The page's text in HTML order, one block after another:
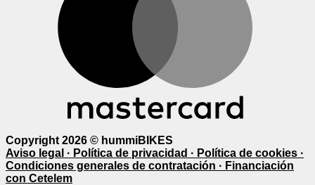
Copyright 2026 © hummiBIKES
Aviso legal · Política de privacidad · Política de cookies ·
Condiciones generales de contratación · Financiación
con Cetelem